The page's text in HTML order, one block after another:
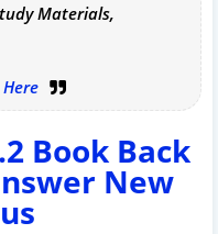
Materials,
Book Back
New